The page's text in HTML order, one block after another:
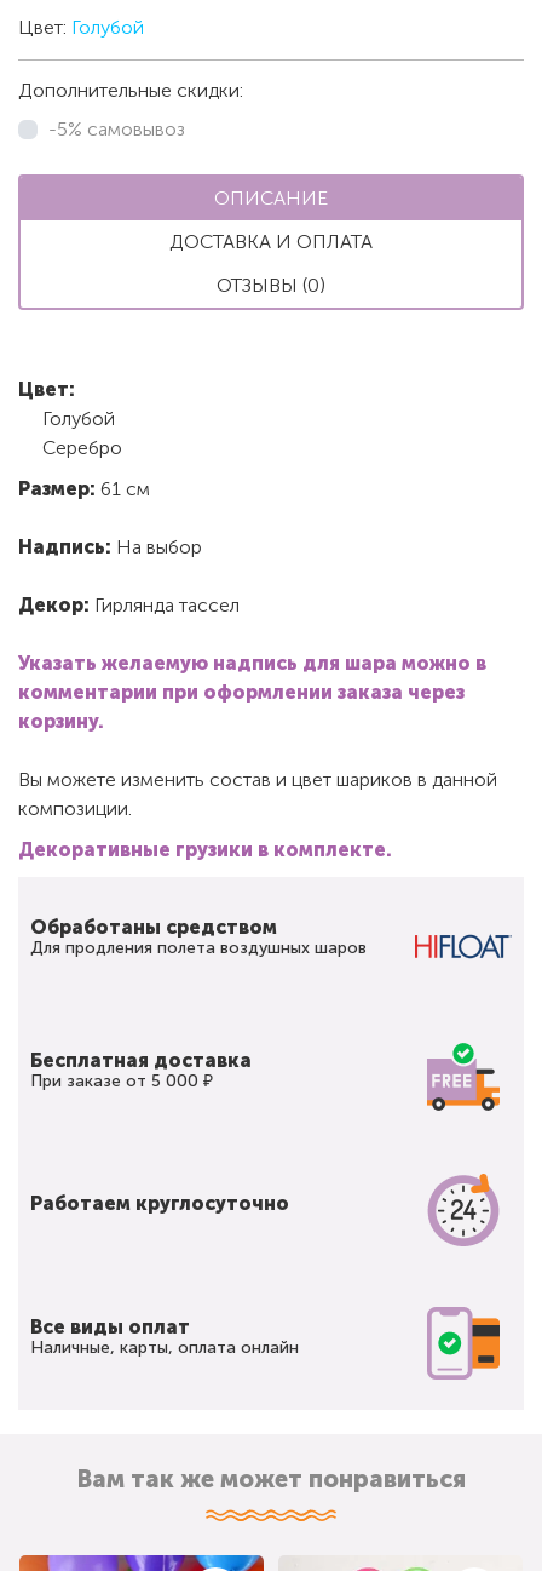
Цвет: Голубой
Дополнительные скидки:
-5% самовывоз
ОПИСАНИЕ
ДОСТАВКА И ОПЛАТА
ОТЗЫВЫ (0)
Цвет:
Голубой
Серебро
Размер: 61 см
Надпись: На выбор
Декор: Гирлянда тассел
Указать желаемую надпись для шара можно в
комментарии при оформлении заказа через
корзину.
Вы можете изменить состав и цвет шариков в данной
композиции.
Декоративные грузики в комплекте.
Обработаны средством
Для продления полета воздушных шаров
Бесплатная доставка
При заказе от 5 000 ₽
Работаем круглосуточно
Все виды оплат
Наличные, карты, оплата онлайн
Вам так же может понравиться